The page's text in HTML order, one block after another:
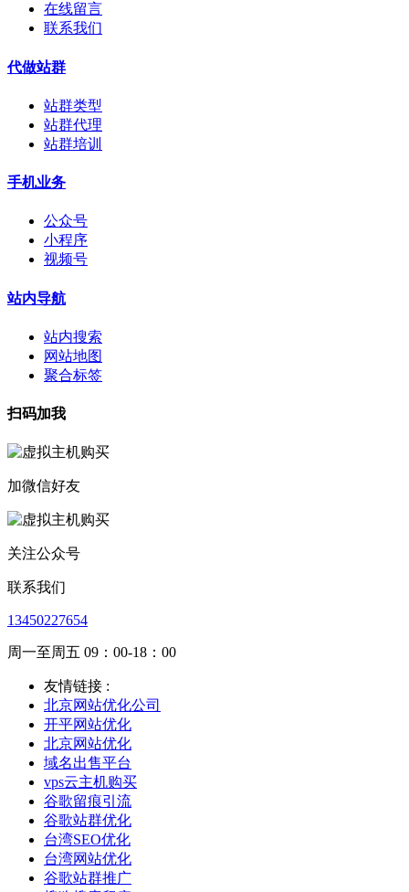
在线留言
联系我们
代做站群
站群类型
站群代理
站群培训
手机业务
公众号
小程序
视频号
站内导航
站内搜索
网站地图
聚合标签
扫码加我
加微信好友
关注公众号
联系我们
13450227654
周一至周五 09：00-18：00
友情链接 :
北京网站优化公司
开平网站优化
北京网站优化
域名出售平台
vps云主机购买
谷歌留痕引流
谷歌站群优化
台湾SEO优化
台湾网站优化
谷歌站群推广